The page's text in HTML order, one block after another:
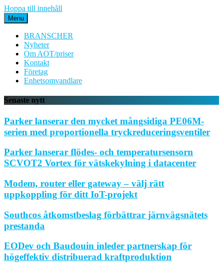
Hoppa till innehåll
Menu
BRANSCHER
Nyheter
Om AOT/priser
Kontakt
Företag
Enhetsomvandlare
Senaste nytt
Parker lanserar den mycket mångsidiga PE06M-
serien med proportionella tryckreduceringsventiler
Parker lanserar flödes- och temperatursensorn
SCVOT2 Vortex för vätskekylning i datacenter
Modem, router eller gateway – välj rätt
uppkoppling för ditt IoT-projekt
Southcos åtkomstbeslag förbättrar järnvägsnätets
prestanda
EODev och Baudouin inleder partnerskap för
högeffektiv distribuerad kraftproduktion